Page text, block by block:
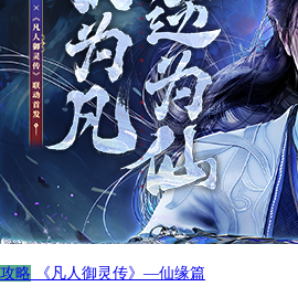
攻略 《凡人御灵传》—仙缘篇